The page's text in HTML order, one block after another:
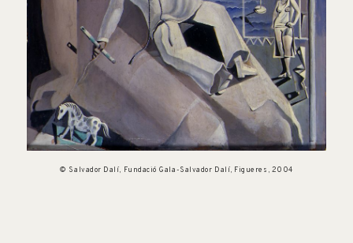
© Salvador Dalí, Fundació Gala-Salvador Dalí, Figueres, 2004